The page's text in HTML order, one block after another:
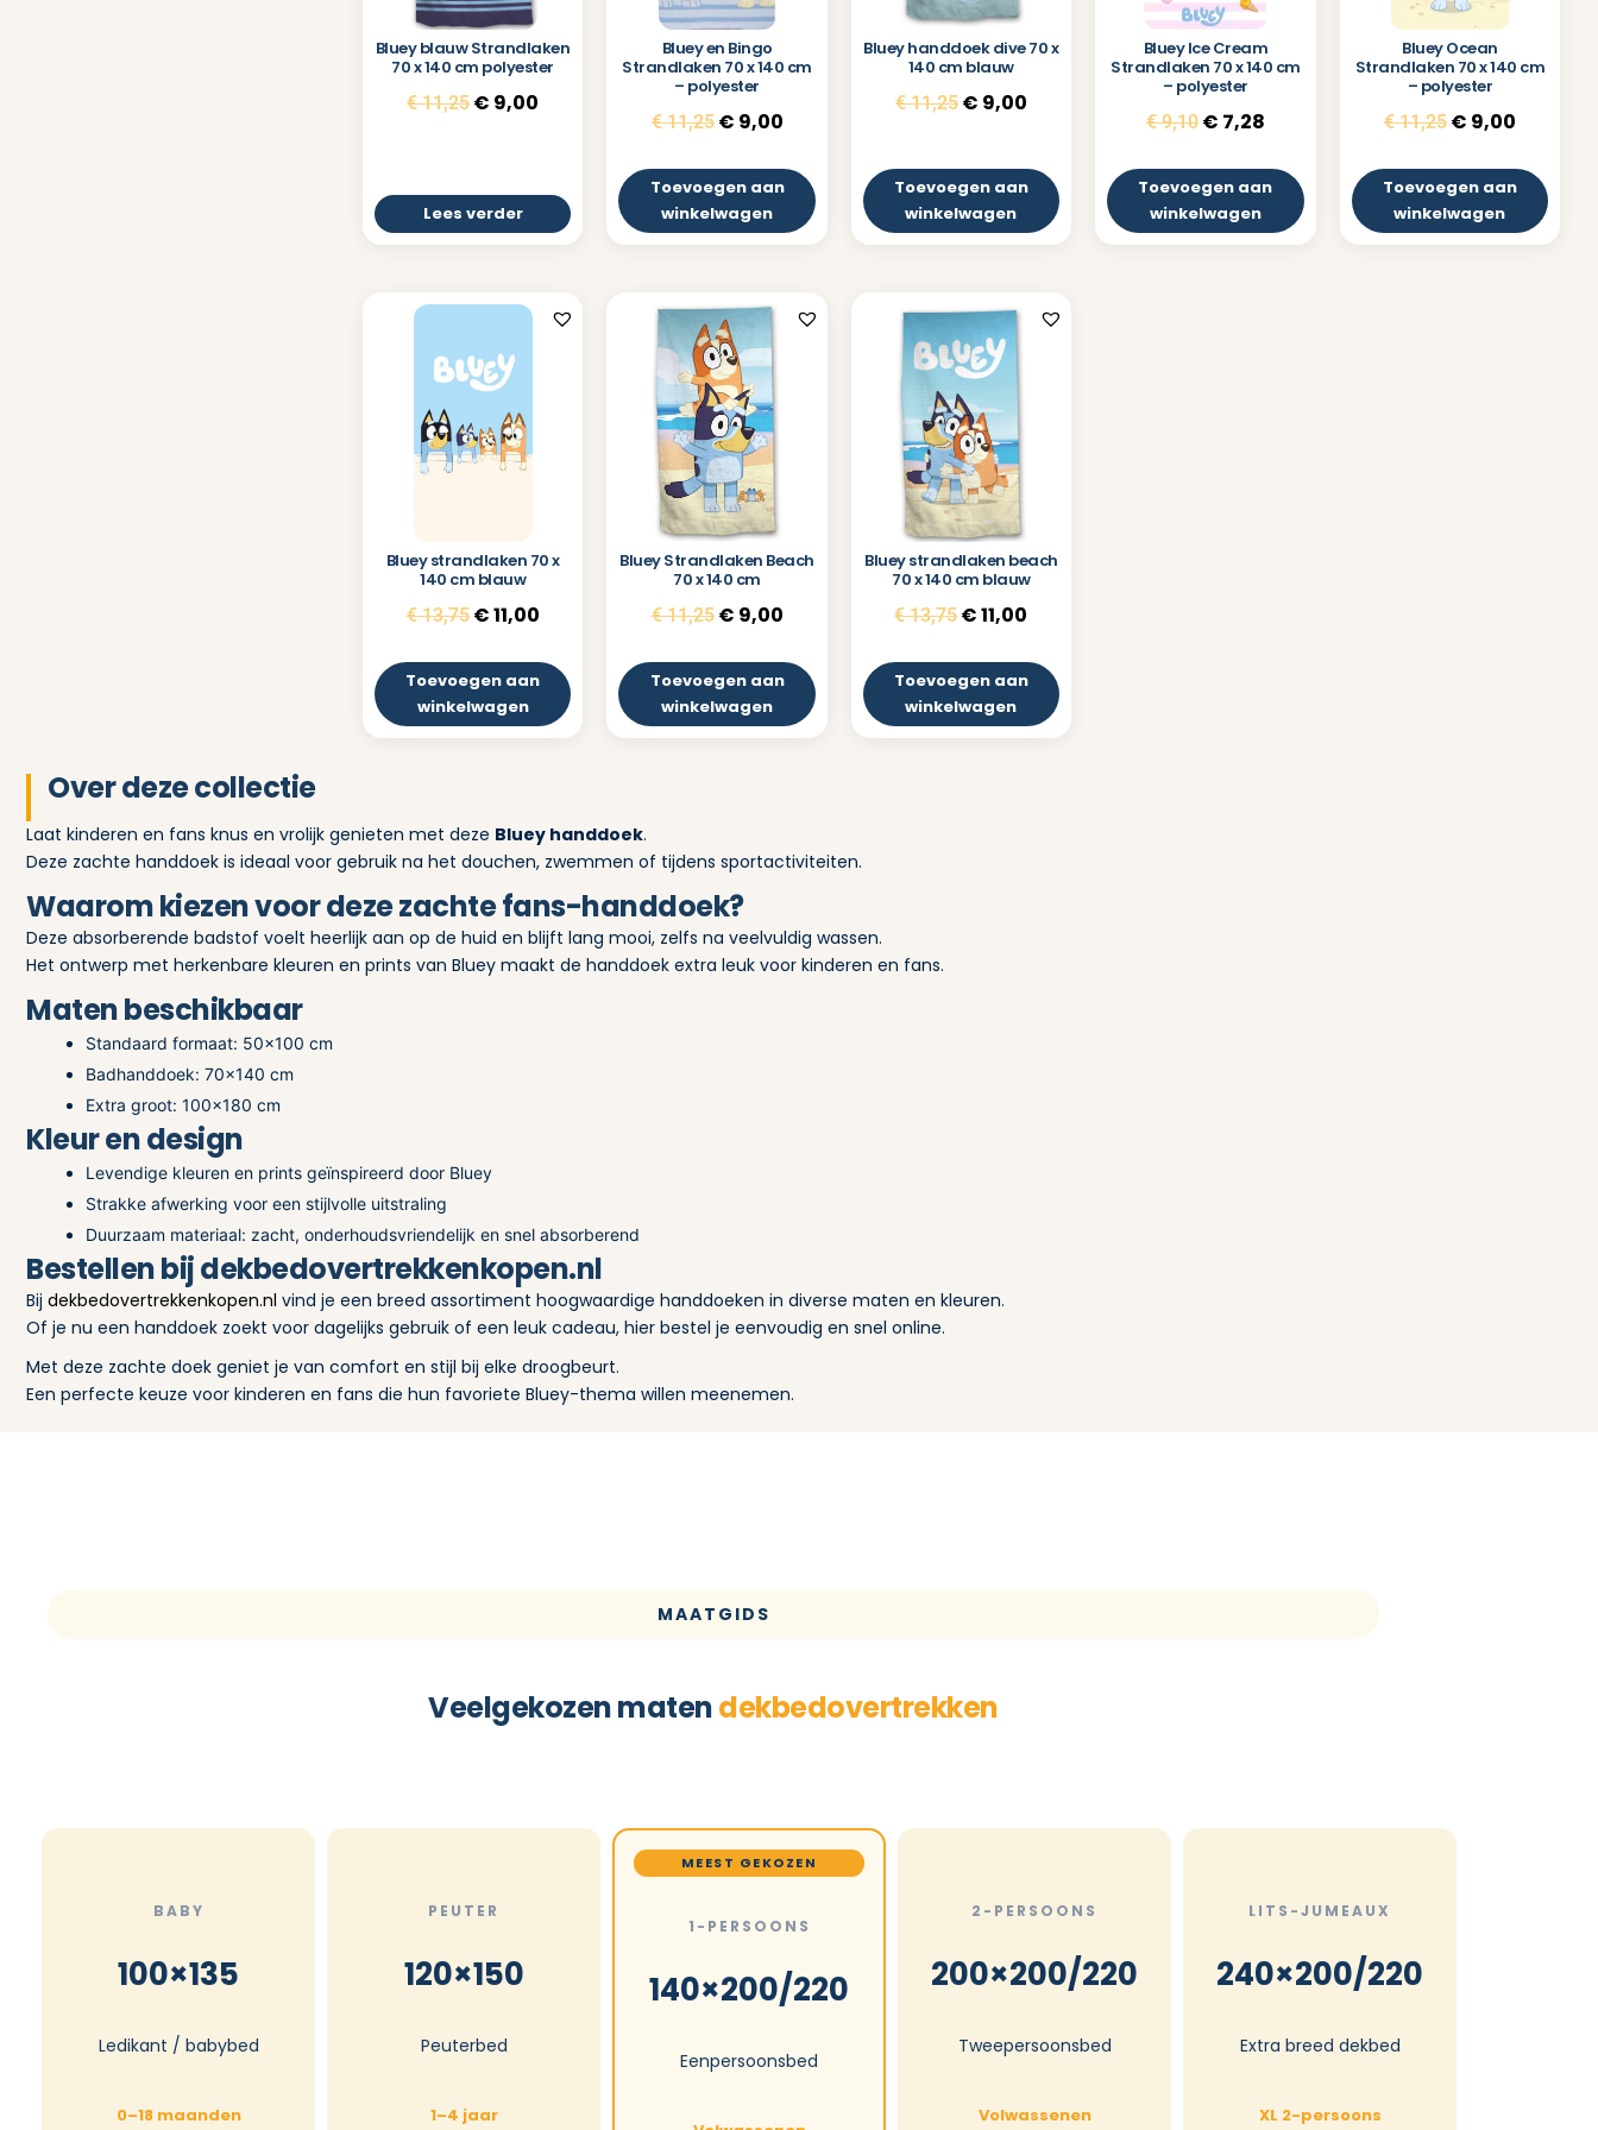
Bluey blauw Strandlaken
70 x 140 cm polyester
€11,25 € 9,00
Lees verder
Bluey en Bingo
Strandlaken 70 x 140 cm
– polyester
€11,25 € 9,00
Toevoegen aan
winkelwagen
Bluey handdoek dive 70 x
140 cm blauw
€11,25 € 9,00
Toevoegen aan
winkelwagen
Bluey Ice Cream
Strandlaken 70 x 140 cm
– polyester
€9,10 € 7,28
Toevoegen aan
winkelwagen
Bluey Ocean
Strandlaken 70 x 140 cm
– polyester
€11,25 € 9,00
Toevoegen aan
winkelwagen
Bluey strandlaken 70 x
140 cm blauw
€13,75 €11,00
Toevoegen aan
winkelwagen
Bluey Strandlaken Beach
70 x 140 cm
€11,25 € 9,00
Toevoegen aan
winkelwagen
Bluey strandlaken beach
70 x 140 cm blauw
€13,75€11,00
Toevoegen aan
winkelwagen
Over deze collectie
Laat kinderen en fans knus en vrolijk genieten met deze Bluey handdoek.
Deze zachte handdoek is ideaal voor gebruik na het douchen, zwemmen of tijdens sportactiviteiten.
Waarom kiezen voor deze zachte fans-handdoek?
Deze absorberende badstof voelt heerlijk aan op de huid en blijft lang mooi, zelfs na veelvuldig wassen.
Het ontwerp met herkenbare kleuren en prints van Bluey maakt de handdoek extra leuk voor kinderen en fans.
Maten beschikbaar
Standaard formaat: 50×100 cm
Badhanddoek: 70×140 cm
Extra groot: 100×180 cm
Kleur en design
Levendige kleuren en prints geïnspireerd door Bluey
Strakke afwerking voor een stijlvolle uitstraling
Duurzaam materiaal: zacht, onderhoudsvriendelijk en snel absorberend
Bestellen bij dekbedovertrekkenkopen.nl
Bij dekbedovertrekkenkopen.nl vind je een breed assortiment hoogwaardige handdoeken in diverse maten en kleuren.
Of je nu een handdoek zoekt voor dagelijks gebruik of een leuk cadeau, hier bestel je eenvoudig en snel online.
Met deze zachte doek geniet je van comfort en stijl bij elke droogbeurt.
Een perfecte keuze voor kinderen en fans die hun favoriete Bluey-thema willen meenemen.
MAATGIDS
Veelgekozen matendekbedovertrekken
BABY
100×135
Ledikant / babybed
0–18 maanden
PEUTER
120×150
Peuterbed
1–4 jaar
MEEST GEKOZEN
1-PERSOONS
140×200/220
Eenpersoonsbed
2-PERSOONS
200×200/220
Tweepersoonsbed
Volwassenen
LITS-JUMEAUX
240×200/220
Extra breed dekbed
XL 2-persoons